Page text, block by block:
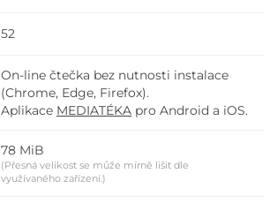
52
On-line čtečka bez nutnosti instalace
(Chrome, Edge, Firefox).
Aplikace MEDIATÉKA pro Android a iOS.
78 MiB
(Přesná velikost se může mírně lišit dle
využívaného zařízení.)